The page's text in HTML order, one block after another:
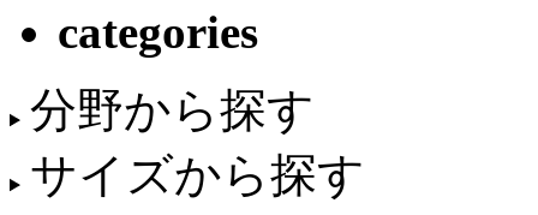
categories
分野から探す
サイズから探す